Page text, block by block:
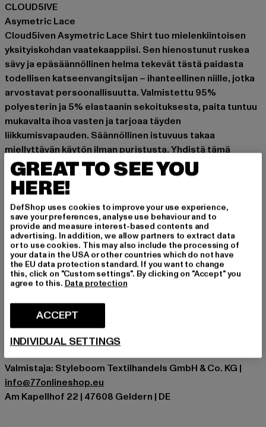
CLOUD5IVE
Asymetric Lace
Cloud5iven Asymetric Lace Shirt tuo mielenkiintoisen
yksityiskohdan vaatekaappiisi. Sen hienostunut ruskea
sävy ja epäsäännöllinen helma tekevät tästä paidasta
todellisen katseenvangitsijan – ihanteellinen niille, jotka
arvostavat persoonallisuutta. Valmistettu 95%
polyesterin ja 5% elastaanin sekoituksesta, paita tuntuu
mukavalta ihoa vasten ja tarjoaa täyden
liikkumisvapauden. Säännöllinen istuvuus takaa
miellyttävän käytön ilman puristusta. Yhdistä tämä
pitkähihainen paita rentoihin farkkuihin tai hameeseen
luodaksesi itsevarman ilmeen, joka yhdistää taitavasti
laadun ja tyylin. Monipuolinen vaatekappale, joka
mukautuu vaivattomasti tilanteeseen kuin tilanteeseen.
Tilaisuus: Fancy, Arkivaatteet, Mukava, Rentoudu, Vapaa-
aika
Leikkaa: Regular
Tuotemerkki: Cloud5ive
Kategoria: T-paidat
Valmistaja väri: brown/black
Materiaalin koostumus: 95% Polyesteri, 5% Spandex
Art.Nr: CL6215-01591
Valmistaja: Styleboom Textilhandels GmbH & Co. KG |
info@77onlineshop.eu
Am Kapellhof 22 | 47608 Geldern | DE
GREAT TO SEE YOU
HERE!
DefShop uses cookies to improve your use experience,
save your preferences, analyse use behaviour and to
provide and measure interest-based contents and
advertising. In addition, we allow partners to extract data
or to use cookies. This may also include the processing of
your data in the USA or other countries which do not have
the EU data protection standard. If you want to change
this, click on "Custom settings". By clicking on "Accept" you
agree to this. Data protection
ACCEPT
INDIVIDUAL SETTINGS